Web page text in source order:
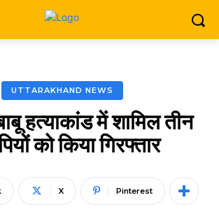
UTTARAKHAND NEWS
हत्याकांड में शामिल तीन
को किया गिरफ्तार
X Pinterest